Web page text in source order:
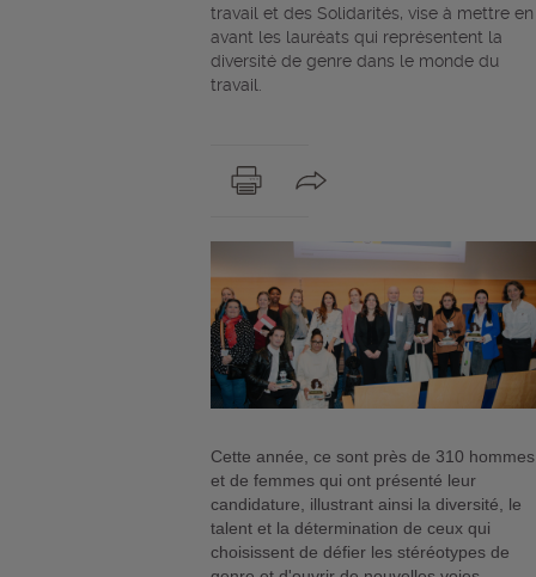
travail et des Solidarités, vise à mettre en
avant les lauréats qui représentent la
diversité de genre dans le monde du
travail.
Cette année, ce sont près de 310 hommes
et de femmes qui ont présenté leur
candidature, illustrant ainsi la diversité, le
talent et la détermination de ceux qui
choisissent de défier les stéréotypes de